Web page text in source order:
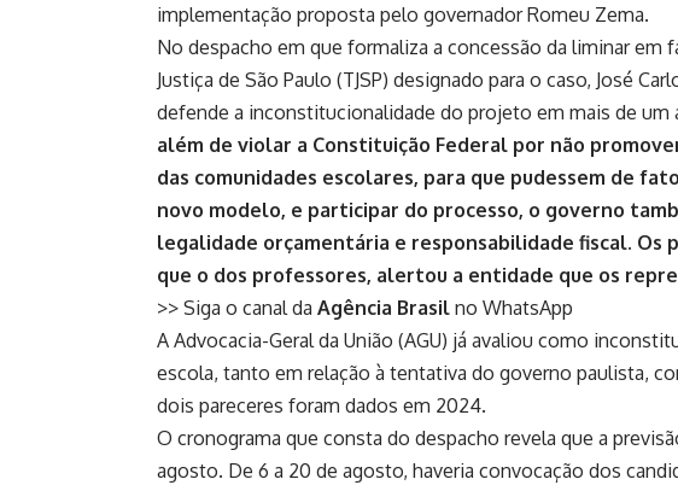
implementação proposta pelo governador Romeu Zema.
No despacho em que formaliza a concessão da liminar em
Justiça de São Paulo (TJSP) designado para o caso, José
defende a inconstitucionalidade do projeto em mais de um
além de violar a Constituição Federal por não
das comunidades escolares, para que pudessem de
novo modelo, e participar do processo, o governo
legalidade orçamentária e responsabilidade fiscal. Os
que o dos professores, alertou a entidade que os
>> Siga o canal da Agência Brasil no WhatsApp
A Advocacia-Geral da União (AGU) já avaliou como
escola, tanto em relação à tentativa do governo paulista,
dois pareceres foram dados em 2024.
O cronograma que consta do despacho revela que a
agosto. De 6 a 20 de agosto, haveria convocação dos